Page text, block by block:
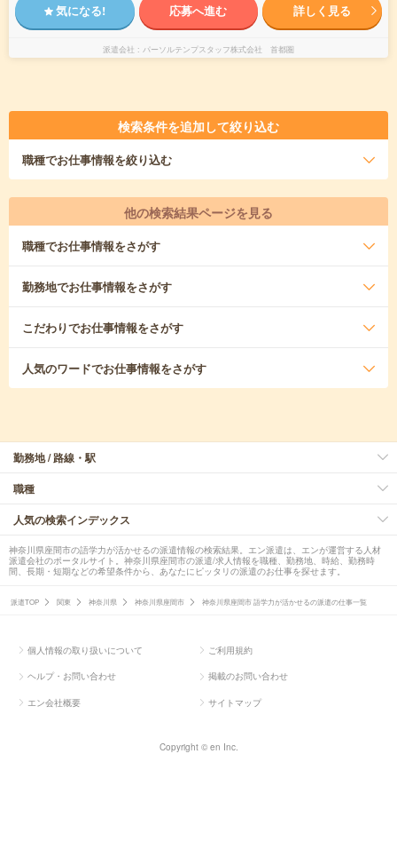
気になる! 応募へ進む 詳しく見る
派遣会社 パーソルテンプスタッフ株式会社 首都圏
検索条件を追加して絞り込む
職種でお仕事情報を絞り込む
他の検索結果ページを見る
職種でお仕事情報をさがす
勤務地でお仕事情報をさがす
こだわりでお仕事情報をさがす
人気のワードでお仕事情報をさがす
勤務地 / 路線・駅
職種
人気の検索インデックス
神奈川県座間市の語学力が活かせるの派遣情報の検索結果。エン派遣は、エンが運営する人材
派遣会社のポータルサイト。神奈川県座間市の派遣/求人情報を職種、勤務地、時給、勤務時
間、長期・短期などの希望条件から、あなたにピッタリの派遣のお仕事を探せます。
派遣TOP 関東 神奈川県 神奈川県座間市 神奈川県座間市 語学力が活かせるの派遣の仕事一覧
個人情報の取り扱いについて ご利用規約
ヘルプ・お問い合わせ 掲載のお問い合わせ
エン会社概要 サイトマップ
Copyright © en Inc.